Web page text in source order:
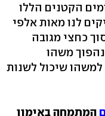
הקטנים הללו
לנו מאות אלפי
כחצי מגובה
משהו
שיכול לשנות
המתמחה באימון